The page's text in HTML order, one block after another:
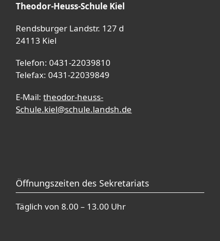
Theodor-Heuss-Schule Kiel
Rendsburger Landstr. 127 d
24113 Kiel
Telefon: 0431-22039810
Telefax: 0431-22039849
E-Mail:theodor-heuss-
Schule.kiel@schule.landsh.de
Öffnungszeiten des Sekretariats
Täglich von 8.00 – 13.00 Uhr